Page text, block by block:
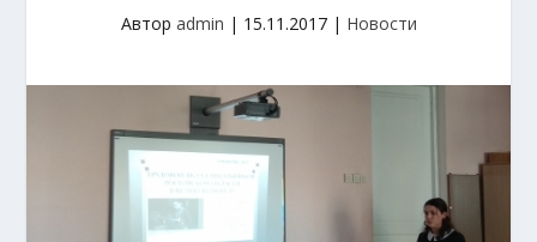
Автор admin | 15.11.2017| Новости